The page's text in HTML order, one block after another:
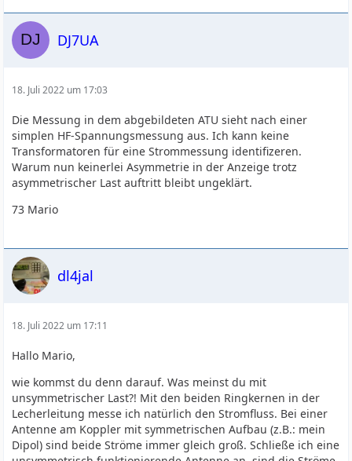
DJ7UA
18. Juli 2022 um 17:03
Die Messung in dem abgebildeten ATU sieht nach einer
simplen HF-Spannungsmessung aus. Ich kann keine
Transformatoren für eine Strommessung identifizeren.
Warum nun keinerlei Asymmetrie in der Anzeige trotz
asymmetrischer Last auftritt bleibt ungeklärt.
73 Mario
dl4jal
18. Juli 2022 um 17:11
Hallo Mario,
wie kommst du denn darauf. Was meinst du mit
unsymmetrischer Last?! Mit den beiden Ringkernen in der
Lecherleitung messe ich natürlich den Stromfluss. Bei einer
Antenne am Koppler mit symmetrischen Aufbau (z.B.: mein
Dipol) sind beide Ströme immer gleich groß. Schließe ich eine